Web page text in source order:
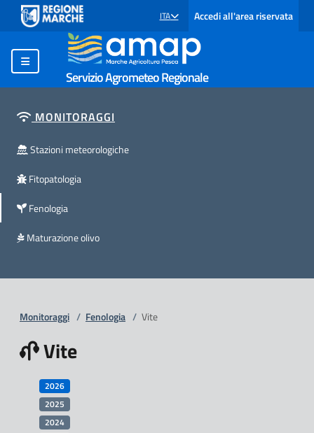
SELEZIONE LINGUA: LINGUA SELEZIONATA
ITA Accedi all'area riservata
Servizio Agrometeo Regionale
MONITORAGGI
Stazioni meteorologiche
Fitopatologia
Fenologia
Maturazione olivo
Monitoraggi / Fenologia / Vite
Vite
2026
2025
2024